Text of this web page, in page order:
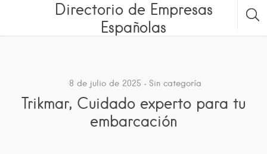
Directorio de Empresas
Españolas
8 de julio de 2025 Sin categoría
Trikmar, Cuidado experto para tu
embarcación